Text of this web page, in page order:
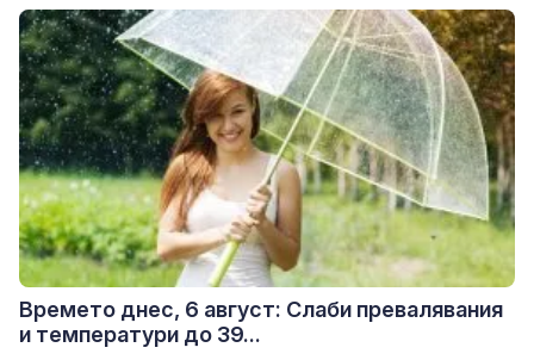
Времето днес, 6 август: Слаби превалявания
и температури до 39...